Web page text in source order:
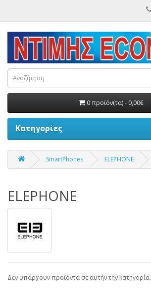
0 προϊόν(τα) - 0,00€
Κατηγορίες
SmartPhones ELEPHONE
ELEPHONE
Δεν υπάρχουν προϊόντα σε αυτήν την κατηγορία.